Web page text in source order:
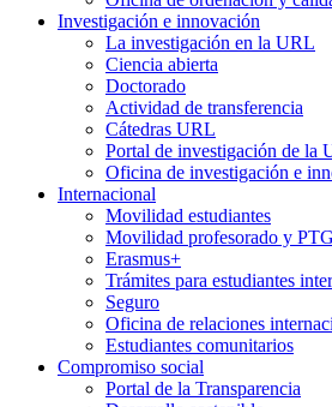
Investigación e innovación
La investigación en la URL
Ciencia abierta
Doctorado
Actividad de transferencia
Cátedras URL
Portal de investigación de la
Oficina de investigación e
Internacional
Movilidad estudiantes
Movilidad profesorado y
Erasmus+
Trámites para estudiantes
Seguro
Oficina de relaciones
Estudiantes comunitarios
Compromiso social
Portal de la Transparencia